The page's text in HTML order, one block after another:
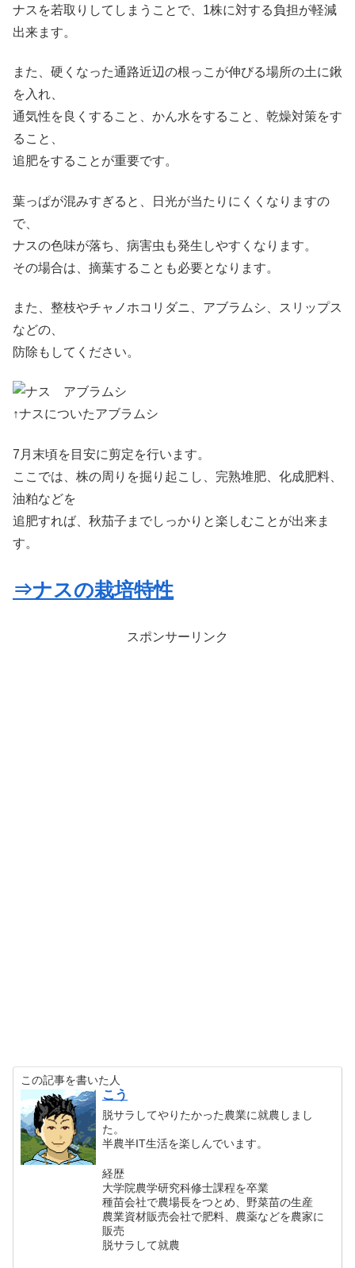
ナスを若取りしてしまうことで、1株に対する負担が軽減
出来ます。
また、硬くなった通路近辺の根っこが伸びる場所の土に鍬
を入れ、
通気性を良くすること、かん水をすること、乾燥対策をす
ること、
追肥をすることが重要です。
葉っぱが混みすぎると、日光が当たりにくくなりますの
で、
ナスの色味が落ち、病害虫も発生しやすくなります。
その場合は、摘葉することも必要となります。
また、整枝やチャノホコリダニ、アブラムシ、スリップス
などの、
防除もしてください。
↑ナスについたアブラムシ
7月末頃を目安に剪定を行います。
ここでは、株の周りを掘り起こし、完熟堆肥、化成肥料、
油粕などを
追肥すれば、秋茄子までしっかりと楽しむことが出来ま
す。
⇒ナスの栽培特性
スポンサーリンク
この記事を書いた人
こう
脱サラしてやりたかった農業に就農しまし
た。
半農半IT生活を楽しんでいます。
経歴
大学院農学研究科修士課程を卒業
種苗会社で農場長をつとめ、野菜苗の生産
農業資材販売会社で肥料、農薬などを農家に
販売
脱サラして就農